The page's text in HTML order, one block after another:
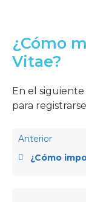
¿Cómo
Vitae?
En el siguiente
para
Anterior
¿Cómo